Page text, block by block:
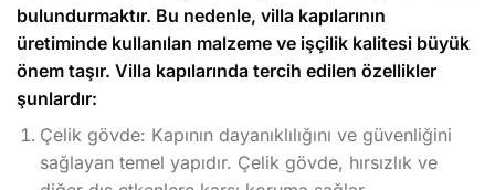
bulundurmaktır. Bu nedenle, villa kapılarının
üretiminde kullanılan malzeme ve işçilik kalitesi büyük
önem taşır. Villa kapılarında tercih edilen özellikler
şunlardır:
Çelik gövde: Kapının dayanıklılığını ve güvenliğini
sağlayan temel yapıdır. Çelik gövde, hırsızlık ve